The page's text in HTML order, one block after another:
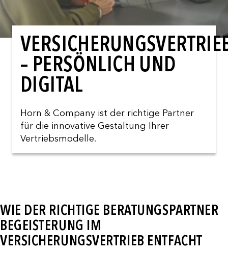
– PERSÖNLICH UND
DIGITAL
Horn & Company ist der richtige Partner
für die innovative Gestaltung Ihrer
Vertriebsmodelle.
WIE DER RICHTIGE BERATUNGSPARTNER
BEGEISTERUNG IM
VERSICHERUNGSVERTRIEB ENTFACHT